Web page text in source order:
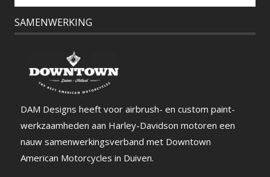
SAMENWERKING
DAM Designs heeft voor airbrush- en custom paint-
werkzaamheden aan Harley-Davidson motoren een
nauw samenwerkingsverband met Downtown
American Motorcycles in Duiven.